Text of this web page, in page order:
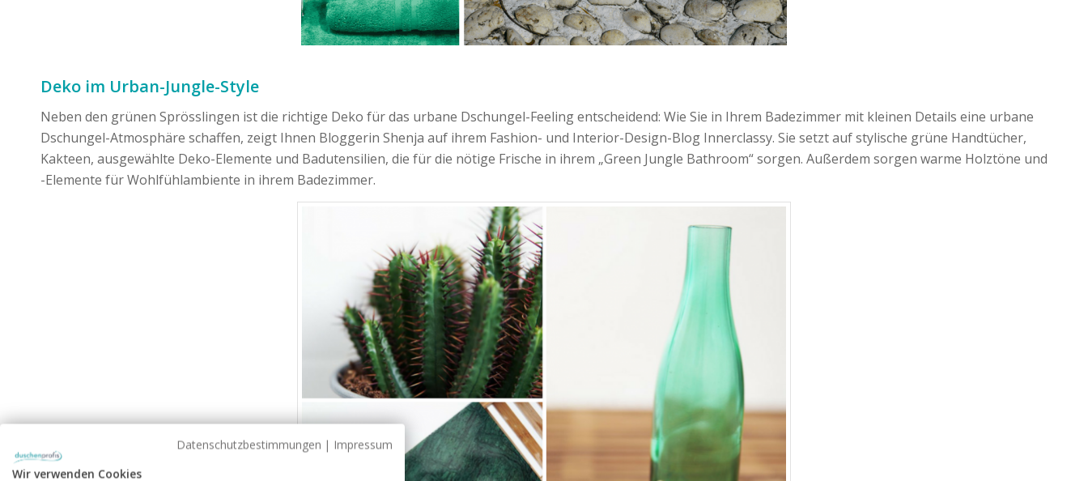
Deko im Urban-Jungle-Style
Neben den grünen Sprösslingen ist die richtige Deko für das urbane Dschungel-Feeling entscheidend: Wie Sie in Ihrem Badezimmer mit kleinen Details eine urbane
Dschungel-Atmosphäre schaffen, zeigt Ihnen Bloggerin Shenja auf ihrem Fashion- und Interior-Design-Blog Innerclassy. Sie setzt auf stylische grüne Handtücher,
Kakteen, ausgewählte Deko-Elemente und Badutensilien, die für die nötige Frische in ihrem „Green Jungle Bathroom“ sorgen. Außerdem sorgen warme Holztöne und
-Elemente für Wohlfühlambiente in ihrem Badezimmer.
Datenschutzbestimmungen | Impressum
Wir verwenden Cookies